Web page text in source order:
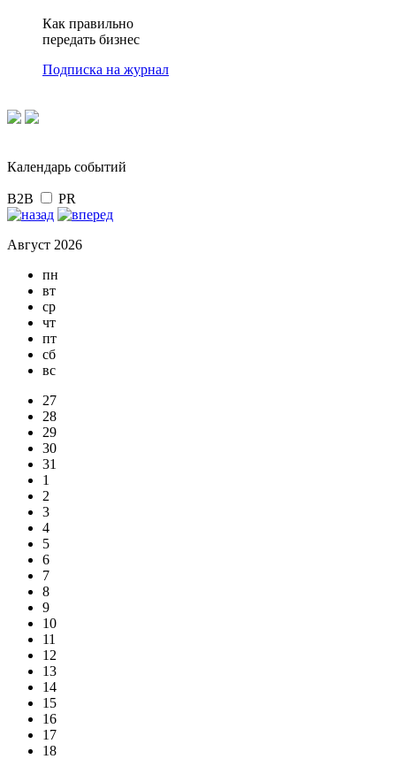
Как правильно
передать бизнес
Подписка на журнал
Календарь событий
B2B PR
Август 2026
пн
вт
ср
чт
пт
сб
вс
27
28
29
30
31
1
2
3
4
5
6
7
8
9
10
11
12
13
14
15
16
17
18